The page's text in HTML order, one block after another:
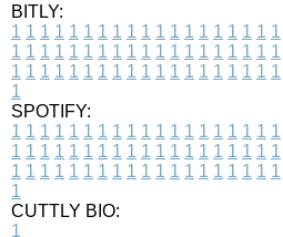
BITLY:
1 1 1 1 1 1 1 1 1 1 1 1 1 1 1 1 1 1 1
1 1 1 1 1 1 1 1 1 1 1 1 1 1 1 1 1 1 1
1 1 1 1 1 1 1 1 1 1 1 1 1 1 1 1 1 1 1
1
SPOTIFY:
1 1 1 1 1 1 1 1 1 1 1 1 1 1 1 1 1 1 1
1 1 1 1 1 1 1 1 1 1 1 1 1 1 1 1 1 1 1
1 1 1 1 1 1 1 1 1 1 1 1 1 1 1 1 1 1 1
1
CUTTLY BIO:
1